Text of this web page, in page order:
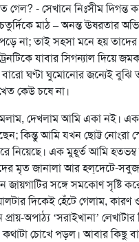
গেল? - সেখানে নিঃসীম দিগন্ত
মাঠ – অনন্ত ঊষরতার
না; তাই সহসা মনে হয়
যাবার সিগন্যাল দিয়ে
বারো ঘণ্টা ঘুমোনোর জন্যেই
খেত কেউ চষে না।
দেখলাম আমি একা নই। এক
কিন্তু আমি যখন ছোট্ট নোংরা
নিয়েছে। এক মুহূর্ত আমি
মৃত জানালা আর হল্‌দেটে-সবুজ
জায়গাটির সঙ্গে সমকোণ সৃষ্টি
দিকেই হেঁটে গেলাম,
অপাঠ্য ‘সরাইখানা’
কথাটা চোখে পড়ল। আবার কিছু